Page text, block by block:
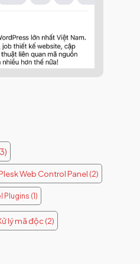
Web Control Panel (2)
Plugins (1)
lý mã độc(2)